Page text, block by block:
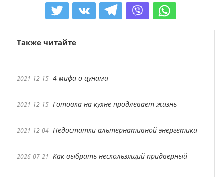
Также читайте
2021-12-15 4 мифа о цунами
2021-12-15 Готовка на кухне продлевает жизнь
2021-12-04 Недостатки альтернативной энергетики
2026-07-21 Как выбрать нескользящий придверный